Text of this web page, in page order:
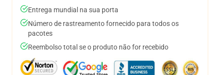
Entrega mundial na sua porta
Número de rastreamento fornecido para todos os
pacotes
Reembolso total se o produto não for recebido